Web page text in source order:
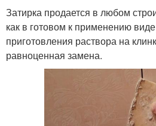
Затирка продается в любом
как в готовом к применению
приготовления раствора на
равноценная замена.